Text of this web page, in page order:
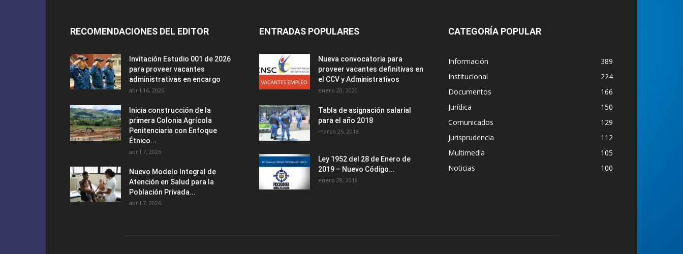
RECOMENDACIONES DEL EDITOR
Invitación Estudio 001 de 2026
para proveer vacantes
administrativas en encargo
abril 16, 2026
Inicia construcción de la
primera Colonia Agrícola
Penitenciaria con Enfoque
Étnico...
abril 7, 2026
Nuevo Modelo Integral de
Atención en Salud para la
Población Privada...
abril 7, 2026
ENTRADAS POPULARES
Nueva convocatoria para
proveer vacantes definitivas en
el CCV y Administrativos
enero 20, 2020
Tabla de asignación salarial
para el año 2018
marzo 25, 2018
Ley 1952 del 28 de Enero de
2019 – Nuevo Código...
enero 28, 2019
CATEGORÍA POPULAR
Información
389
Institucional
224
Documentos
166
Jurídica
150
Comunicados
129
Jurisprudencia
112
Multimedia
105
Noticias
100